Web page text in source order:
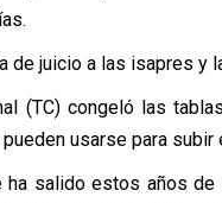
de juicio a las isapres y
(TC) congeló las
usarse para
ha salido estos años